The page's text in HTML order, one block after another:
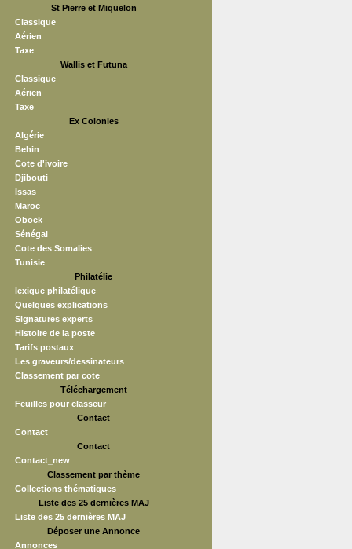
St Pierre et Miquelon
Classique
Aérien
Taxe
Wallis et Futuna
Classique
Aérien
Taxe
Ex Colonies
Algérie
Behin
Cote d'ivoire
Djibouti
Issas
Maroc
Obock
Sénégal
Cote des Somalies
Tunisie
Philatélie
lexique philatélique
Quelques explications
Signatures experts
Histoire de la poste
Tarifs postaux
Les graveurs/dessinateurs
Classement par cote
Téléchargement
Feuilles pour classeur
Contact
Contact
Contact
Contact_new
Classement par thème
Collections thématiques
Liste des 25 dernières MAJ
Liste des 25 dernières MAJ
Déposer une Annonce
Annonces